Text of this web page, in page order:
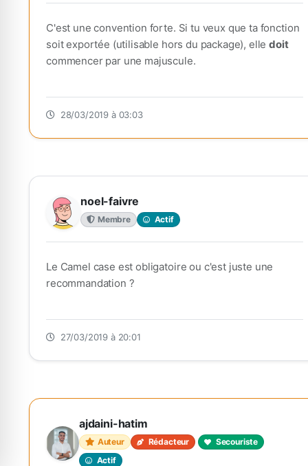
C'est une convention forte. Si tu veux que ta fonction
soit exportée (utilisable hors du package), elledoit
commencer par une majuscule.
28/03/2019 à 03:03
noel-faivre
Membre Actif
Le Camel case est obligatoire ou c'est juste une
recommandation ?
27/03/2019 à 20:01
ajdaini-hatim
Auteur Rédacteur
Secouriste
Actif